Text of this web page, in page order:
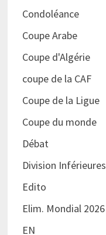
Condoléance
Coupe Arabe
Coupe d'Algérie
coupe de la CAF
Coupe de la Ligue
Coupe du monde
Débat
Division Inférieures
Edito
Elim. Mondial 2026
EN